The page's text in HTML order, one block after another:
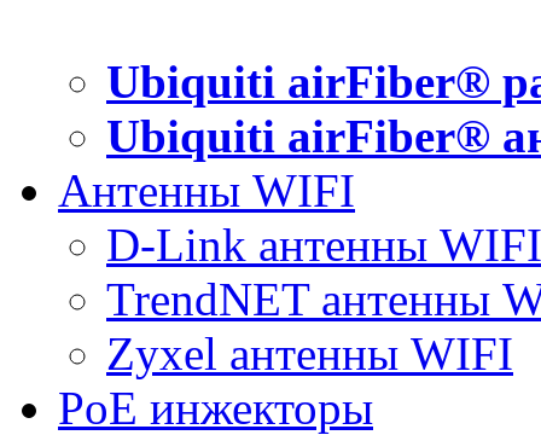
Ubiquiti airFiber®
Ubiquiti airFiber®
Антенны WIFI
D-Link антенны WIFI
TrendNET антенны
Zyxel антенны WIFI
PoE инжекторы